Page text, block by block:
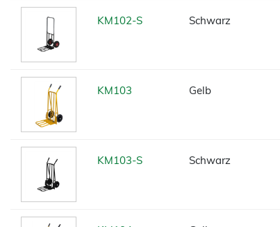
KM102-S Schwarz
KM103 Gelb
KM103-S Schwarz